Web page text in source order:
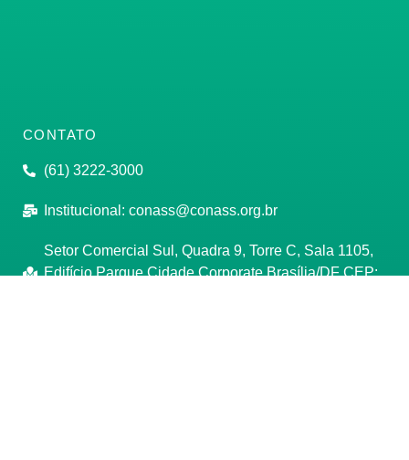
CONTATO
(61) 3222-3000
Institucional: conass@conass.org.br
Setor Comercial Sul, Quadra 9, Torre C, Sala 1105,
Edifício Parque Cidade Corporate Brasília/DF CEP: